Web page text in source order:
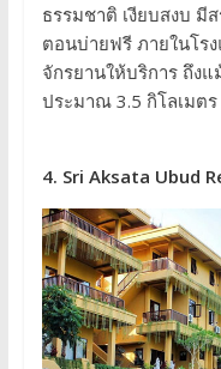
ธรรมชาติ เงียบสงบ มี
ตอนบ่ายฟรี ภายในโร
จักรยานให้บริการ ถึง
ประมาณ 3.5 กิโลเมต
4. Sri Aksata Ubud